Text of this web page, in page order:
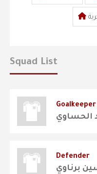
Squad List
Goalkeeper
الحساوي
Defender
برناوي